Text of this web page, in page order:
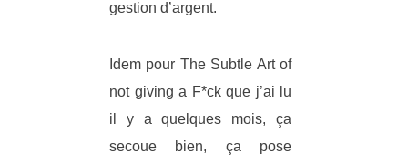
gestion d’argent.
Idem pour The Subtle Art of
not giving a F*ck que j’ai lu
il y a quelques mois, ça
secoue bien, ça pose